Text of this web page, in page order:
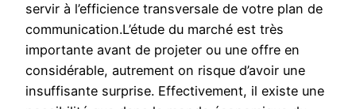
servir à l’efficience transversale de votre plan de
communication.L’étude du marché est très
importante avant de projeter ou une offre en
considérable, autrement on risque d’avoir une
insuffisante surprise. Effectivement, il existe une